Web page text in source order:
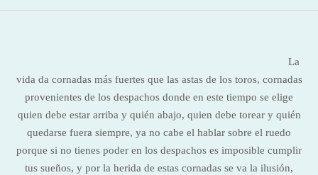
La
vida da cornadas más fuertes que las astas de los toros, cornadas
provenientes de los despachos donde en este tiempo se elige
quien debe estar arriba y quién abajo, quien debe torear y quién
quedarse fuera siempre, ya no cabe el hablar sobre el ruedo
porque si no tienes poder en los despachos es imposible cumplir
tus sueños, y por la herida de estas cornadas se va la ilusión,